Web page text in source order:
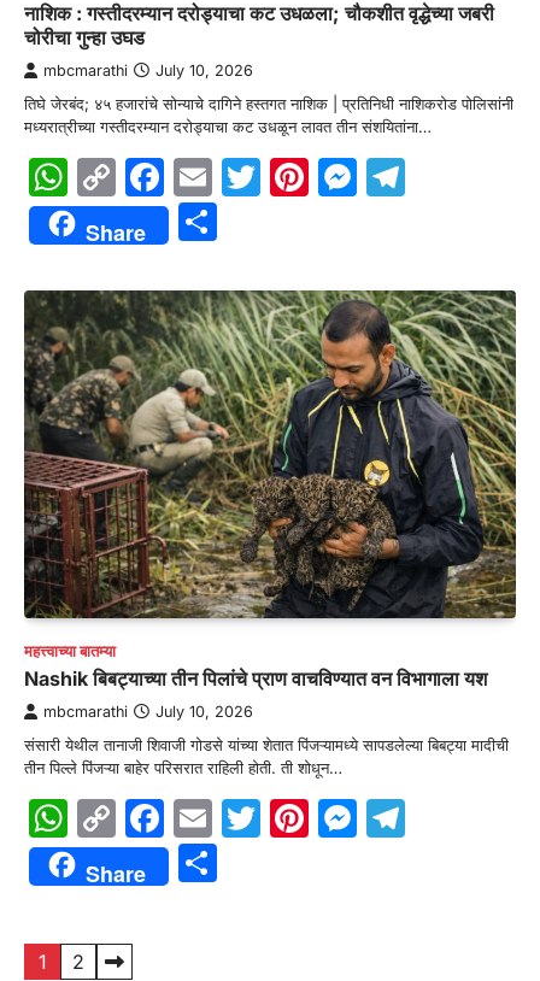
नाशिक : गस्तीदरम्यान दरोड्याचा कट उधळला; चौकशीत वृद्धेच्या जबरी
चोरीचा गुन्हा उघड
mbcmarathi July 10, 2026
तिघे जेरबंद; ४५ हजारांचे सोन्याचे दागिने हस्तगत नाशिक | प्रतिनिधी नाशिकरोड पोलिसांनी
मध्यरात्रीच्या गस्तीदरम्यान दरोड्याचा कट उधळून लावत तीन संशयितांना…
WhatsApp
Copy
Link
Facebook
EmailTwitter
Pinterest
Share
महत्त्वाच्या बातम्या
Nashik बिबट्याच्या तीन पिलांचे प्राण वाचविण्यात वन विभागाला यश
mbcmarathi July 10, 2026
संसारी येथील तानाजी शिवाजी गोडसे यांच्या शेतात पिंजऱ्यामध्ये सापडलेल्या बिबट्या मादीची
तीन पिल्ले पिंजऱ्या बाहेर परिसरात राहिली होती. ती शोधून…
WhatsApp
Copy
Link
Facebook
EmailTwitter
Pinterest
Share
Posts
1 2